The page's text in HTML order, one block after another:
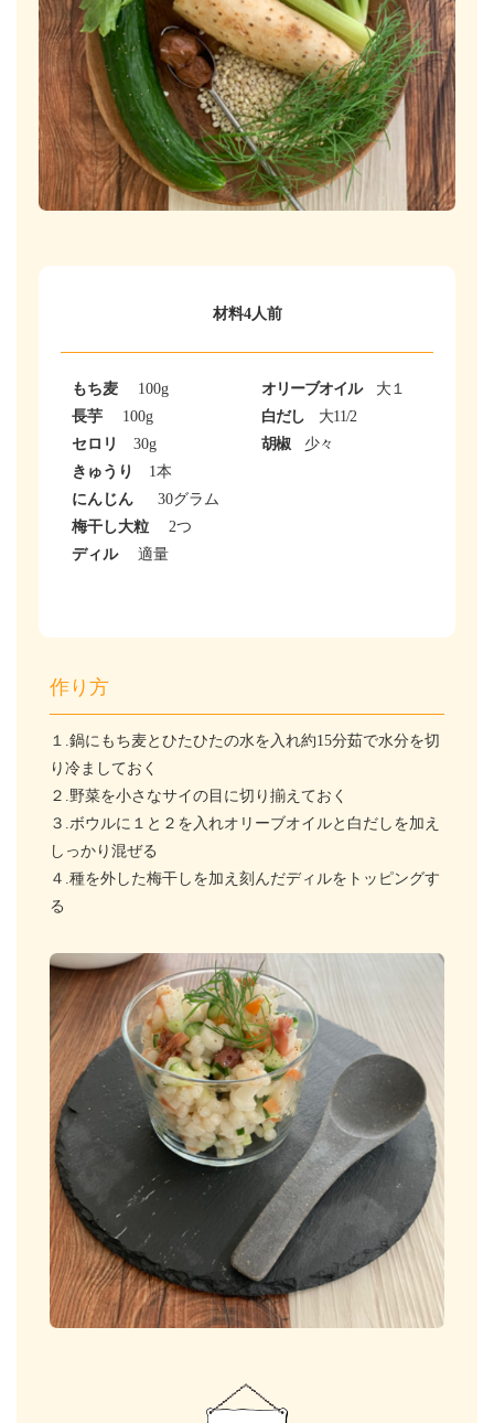
材料4人前
もち麦 100g
長芋 100g
セロリ
30g
きゅうり
1本
にんじん
30グラム
梅干し大粒
2つ
ディル
適量
オリーブオイル大１
白だし大11/2
胡椒少々
作り方
１.鍋にもち麦とひたひたの水を入れ約15分茹で水分を切
り冷ましておく
２.野菜を小さなサイの目に切り揃えておく
３.ボウルに１と２を入れオリーブオイルと白だしを加え
しっかり混ぜる
４.種を外した梅干しを加え刻んだディルをトッピングす
る